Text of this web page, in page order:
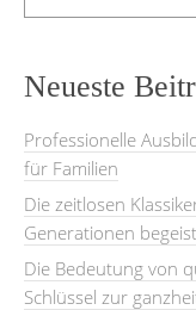
Neueste
Professionelle
für Familien
Die zeitlosen
Generationen
Die Bedeutung von
Schlüssel zur